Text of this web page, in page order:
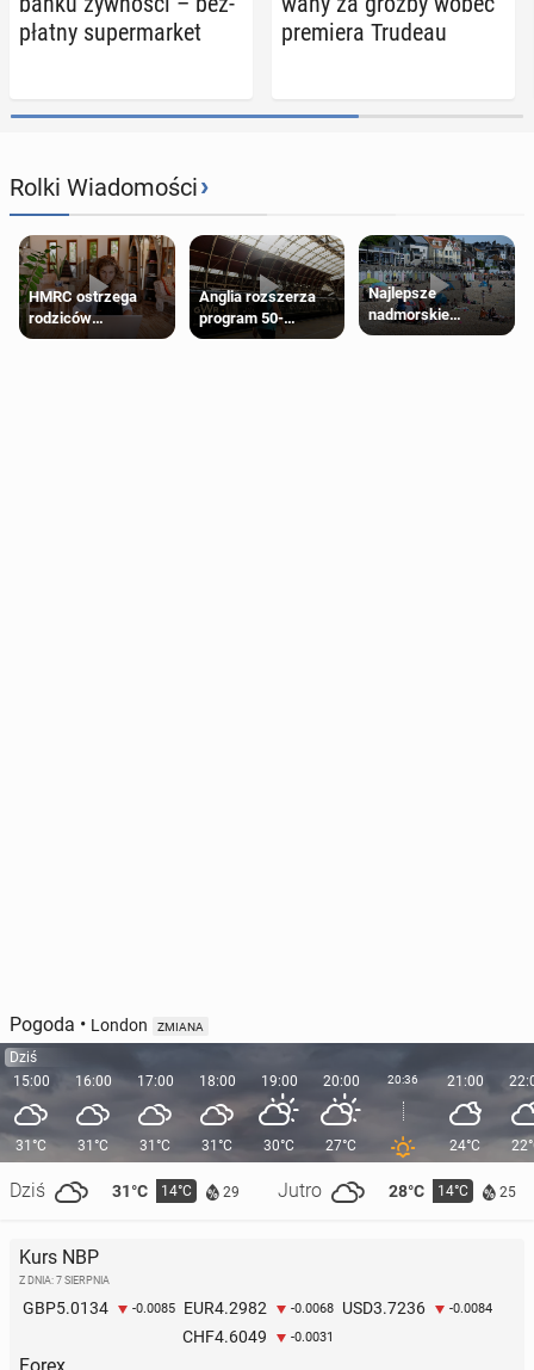
płat­ny su­per­mar­ket
pre­mie­ra Trudeau
Rolki Wiadomości›
HMRC ostrzega
rodziców
pobierających Child
Anglia rozszerza
program 50-
procentowych
Najlepsze
nadmorskie
miasteczko blisko
Pogoda • London ZMIANA
Dziś
15:00
31°C
Dziś 31°C 14°C 29 Jutro 28°C 14°C 25
16:00
31°C
17:00
31°C
18:00
31°C
19:00
30°C
20:00
27°C
20:36 21:00
24°C
Kurs NBP
Z DNIA: 7 SIERPNIA
GBP5.0134 -0.0085 EUR4.2982 -0.0068 USD3.7236 -0.0084
CHF4.6049 -0.0031
Forex